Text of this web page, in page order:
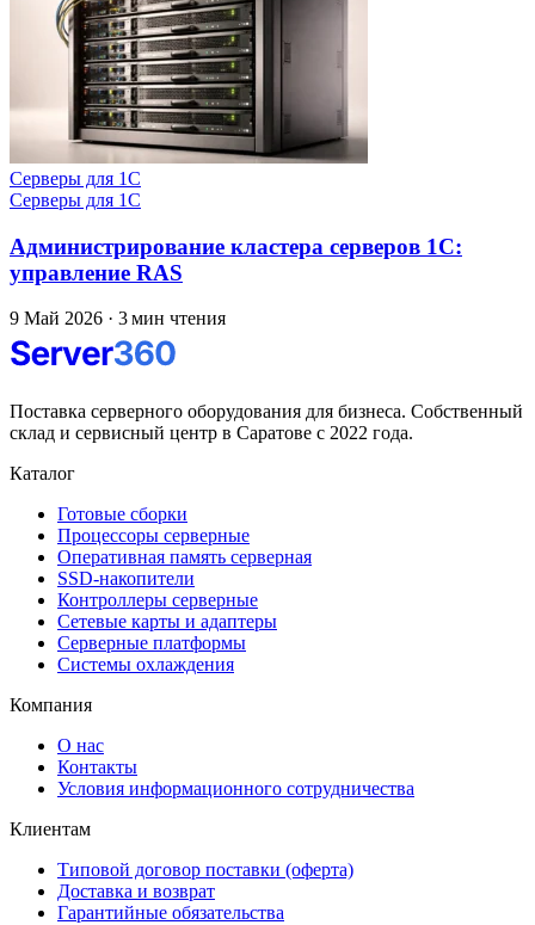
Серверы для 1С
Серверы для 1С
Администрирование кластера серверов 1С:
управление RAS
9 Май 2026 · 3 мин чтения
Поставка серверного оборудования для бизнеса. Собственный
склад и сервисный центр в Саратове с 2022 года.
Каталог
Готовые сборки
Процессоры серверные
Оперативная память серверная
SSD-накопители
Контроллеры серверные
Сетевые карты и адаптеры
Серверные платформы
Системы охлаждения
Компания
О нас
Контакты
Условия информационного сотрудничества
Клиентам
Типовой договор поставки (оферта)
Доставка и возврат
Гарантийные обязательства